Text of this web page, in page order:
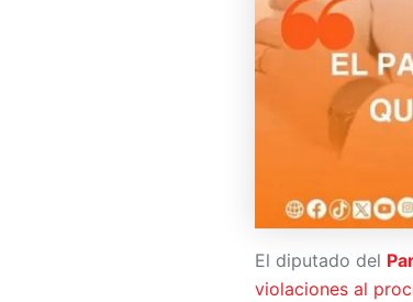
El diputado del
violaciones al